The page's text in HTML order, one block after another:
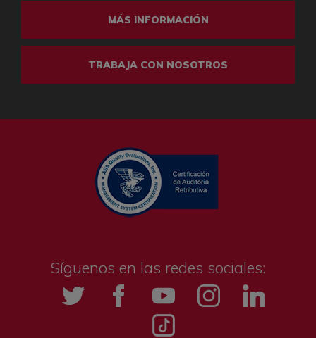
MÁS INFORMACIÓN
TRABAJA CON NOSOTROS
Síguenos en las redes sociales:
Twitter FacebookYouTube InstagrammLinkedIn
Tik tok